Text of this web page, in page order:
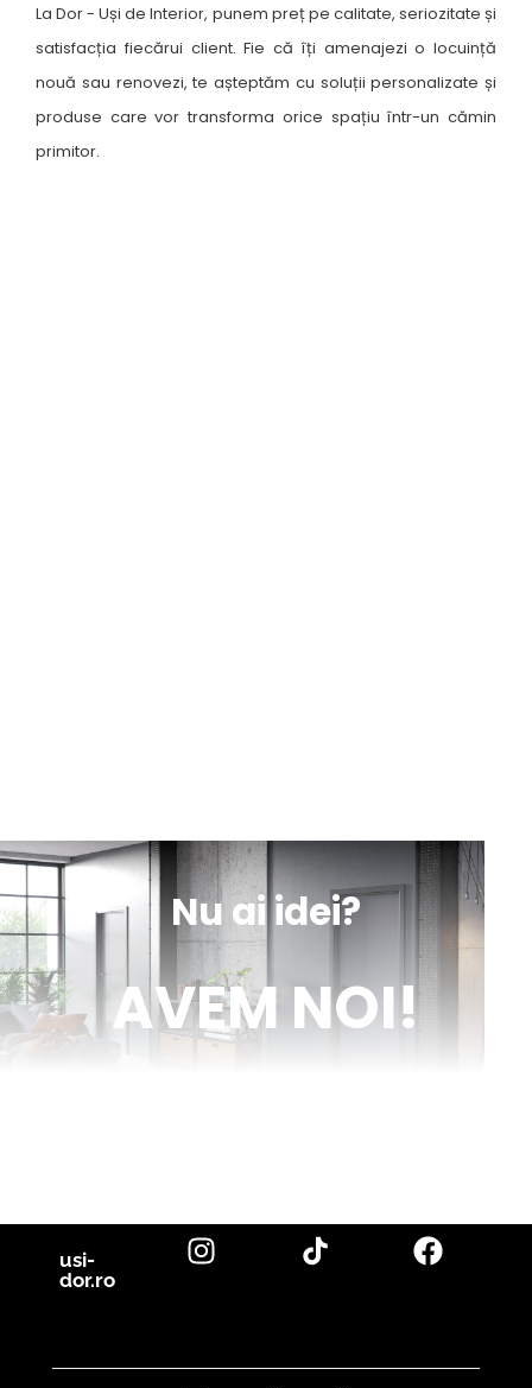
La Dor - Uși de Interior, punem preț pe calitate, seriozitate și
satisfacția fiecărui client. Fie că îți amenajezi o locuință
nouă sau renovezi, te așteptăm cu soluții personalizate și
produse care vor transforma orice spațiu într-un cămin
primitor.
Nu ai idei?
AVEM NOI!
usi-
dor.ro